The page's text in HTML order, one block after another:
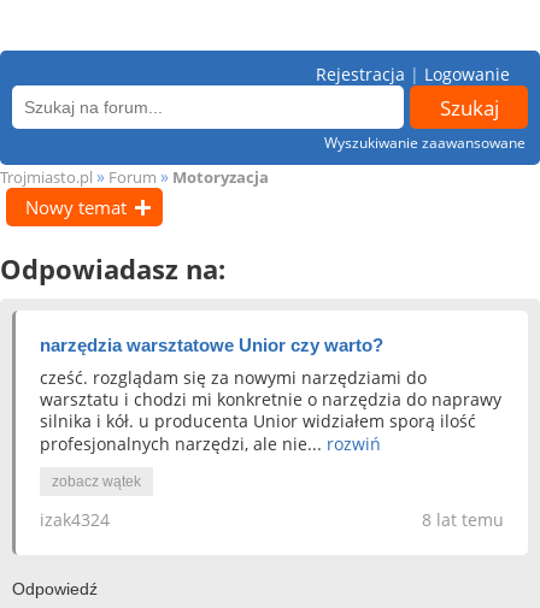
Wyszukiwanie zaawansowane
Rejestracja | Logowanie
Trojmiasto.pl » Forum » Motoryzacja
Nowy temat
Odpowiadasz na:
narzędzia warsztatowe Unior czy warto?
cześć. rozglądam się za nowymi narzędziami do
warsztatu i chodzi mi konkretnie o narzędzia do naprawy
silnika i kół. u producenta Unior widziałem sporą ilość
profesjonalnych narzędzi, ale nie... rozwiń
zobacz wątek
8 lat temu
izak4324
Odpowiedź